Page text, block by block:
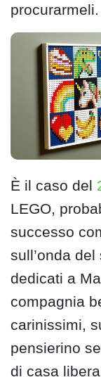
procurarmeli.
È il caso del
LEGO,
successo
sull’onda
dedicati a
compagnia
carinissimi,
pensierino
di casa